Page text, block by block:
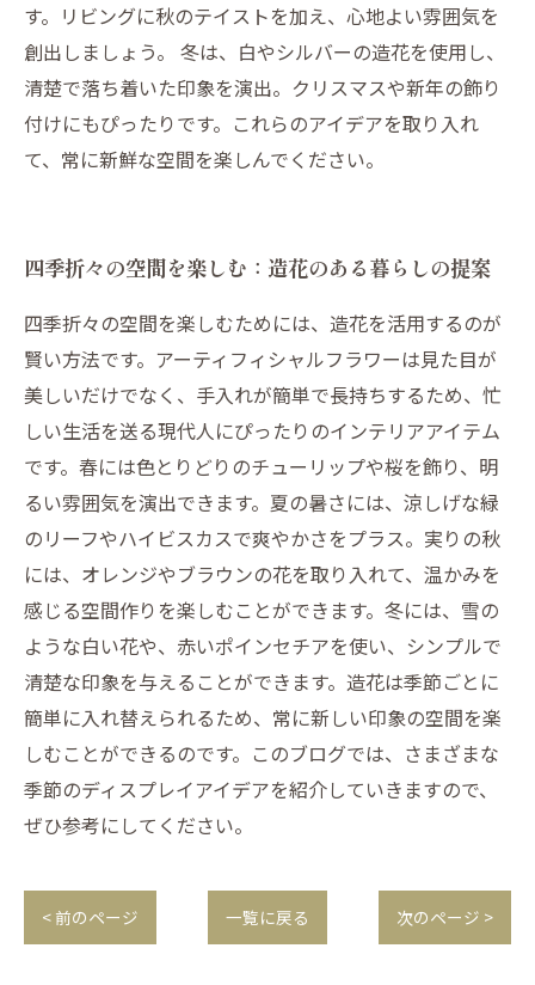
す。リビングに秋のテイストを加え、心地よい雰囲気を
創出しましょう。 冬は、白やシルバーの造花を使用し、
清楚で落ち着いた印象を演出。クリスマスや新年の飾り
付けにもぴったりです。これらのアイデアを取り入れ
て、常に新鮮な空間を楽しんでください。
四季折々の空間を楽しむ：造花のある暮らしの提案
四季折々の空間を楽しむためには、造花を活用するのが
賢い方法です。アーティフィシャルフラワーは見た目が
美しいだけでなく、手入れが簡単で長持ちするため、忙
しい生活を送る現代人にぴったりのインテリアアイテム
です。春には色とりどりのチューリップや桜を飾り、明
るい雰囲気を演出できます。夏の暑さには、涼しげな緑
のリーフやハイビスカスで爽やかさをプラス。実りの秋
には、オレンジやブラウンの花を取り入れて、温かみを
感じる空間作りを楽しむことができます。冬には、雪の
ような白い花や、赤いポインセチアを使い、シンプルで
清楚な印象を与えることができます。造花は季節ごとに
簡単に入れ替えられるため、常に新しい印象の空間を楽
しむことができるのです。このブログでは、さまざまな
季節のディスプレイアイデアを紹介していきますので、
ぜひ参考にしてください。
< 前のページ 一覧に戻る 次のページ >